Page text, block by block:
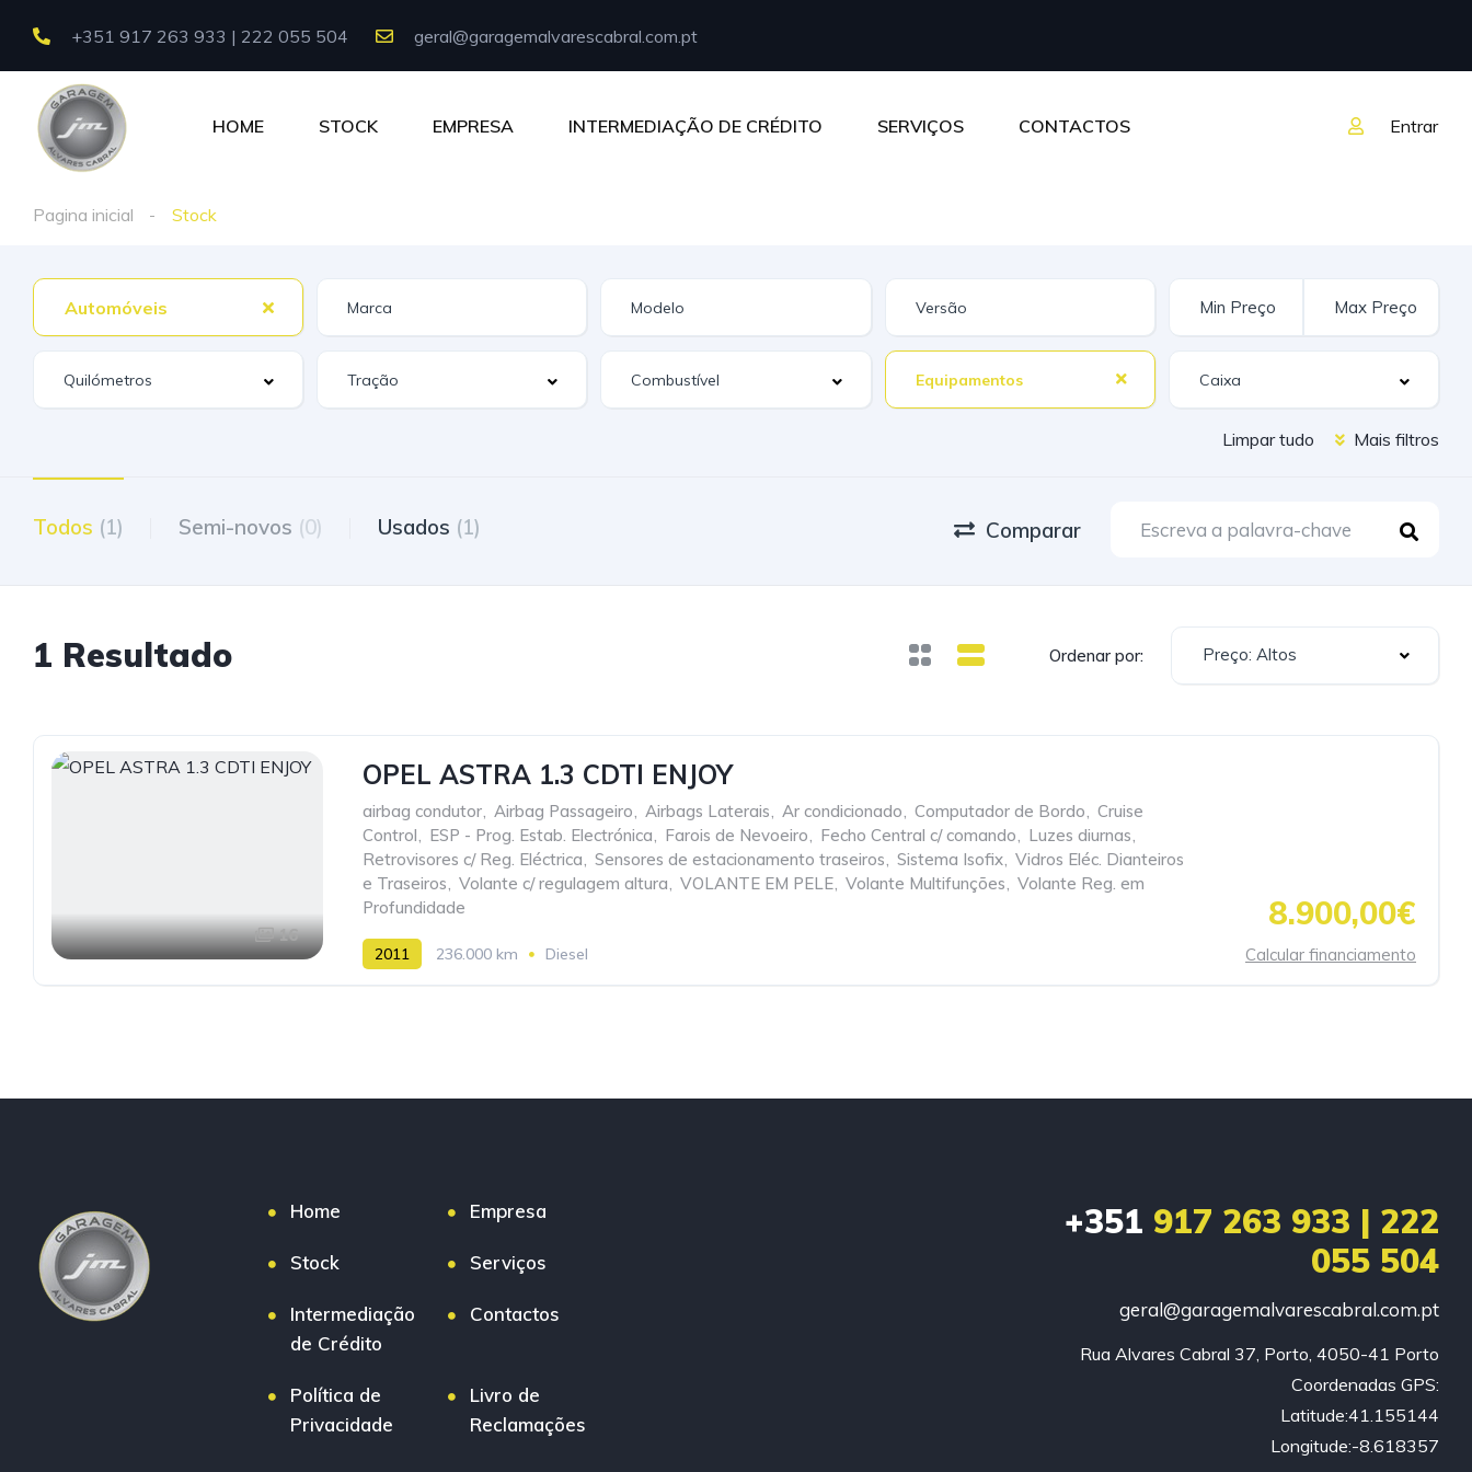
+351 917 263 933 | 222 055 504 geral@garagemalvarescabral.com.pt
HOME STOCK EMPRESA INTERMEDIAÇÃO DE CRÉDITO SERVIÇOS CONTACTOS Entrar
Pagina inicial Stock
Automóveis
Equipamentos
Limpar tudo Mais filtros
Todos (1) Semi-novos (0) Usados (1) Comparar
1 Resultado Ordenar por: Preço: Altos
16
OPEL ASTRA 1.3 CDTI ENJOY
airbag condutor, Airbag Passageiro, Airbags Laterais, Ar condicionado, Computador de Bordo, Cruise
Control, ESP - Prog. Estab. Electrónica, Farois de Nevoeiro, Fecho Central c/ comando, Luzes diurnas,
Retrovisores c/ Reg. Eléctrica, Sensores de estacionamento traseiros, Sistema Isofix, Vidros Eléc. Dianteiros
e Traseiros, Volante c/ regulagem altura, VOLANTE EM PELE, Volante Multifunções, Volante Reg. em
Profundidade
2011 236.000 km Diesel
8.900,00€
Calcular financiamento
Home Empresa
Stock Serviços
Intermediação
de Crédito
Contactos
Política de
Privacidade
Livro de
Reclamações
+351 917 263 933 | 222
055 504
geral@garagemalvarescabral.com.pt
Rua Alvares Cabral 37, Porto, 4050-41 Porto
Coordenadas GPS:
Latitude:41.155144
Longitude:-8.618357